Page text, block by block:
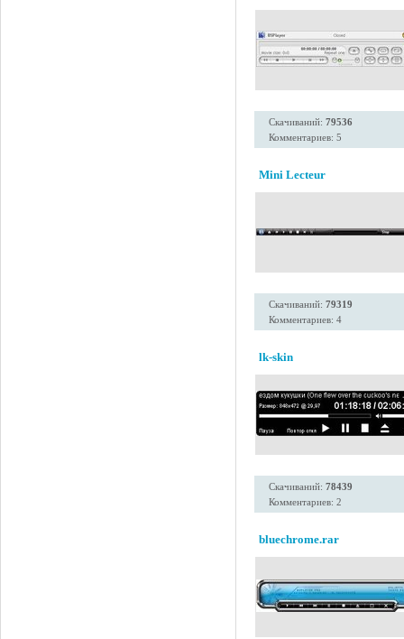
Скачиваний: 79536
Комментариев: 5
Mini Lecteur
Скачиваний: 79319
Комментариев: 4
lk-skin
Скачиваний: 78439
Комментариев: 2
bluechrome.rar